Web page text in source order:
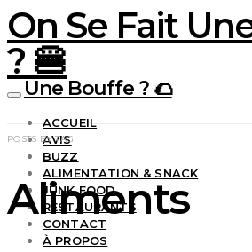
On Se Fait
? 🍔
Une Bouffe ? 🌮
ACCUEIL
AVIS
BUZZ
ALIMENTATION & SNACK
JUNK FOOD
RESTAURANTS
CONTACT
À PROPOS
POSTS BY TAG
Aliments